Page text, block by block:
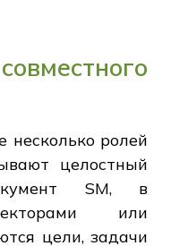
несколько ролей
целостный
SM, в
или
цели, задачи